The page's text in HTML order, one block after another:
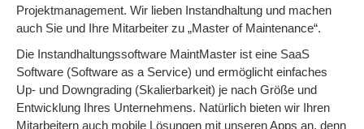
Projektmanagement. Wir lieben Instandhaltung und machen
auch Sie und Ihre Mitarbeiter zu „Master of Maintenance“.
Die Instandhaltungssoftware MaintMaster ist eine SaaS
Software (Software as a Service) und ermöglicht einfaches
Up- und Downgrading (Skalierbarkeit) je nach Größe und
Entwicklung Ihres Unternehmens. Natürlich bieten wir Ihren
Mitarbeitern auch mobile Lösungen mit unseren Apps an, denn